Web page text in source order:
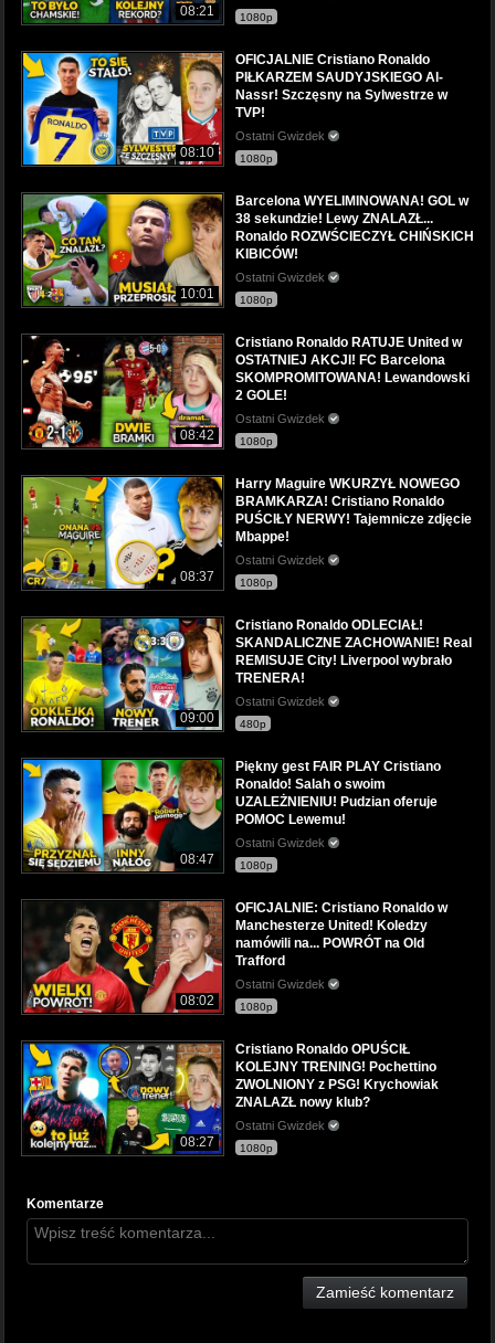
08:21 1080p
08:10
OFICJALNIE Cristiano Ronaldo
PIŁKARZEM SAUDYJSKIEGO Al-
Nassr! Szczęsny na Sylwestrze w
TVP!
Ostatni Gwizdek
1080p
10:01
Barcelona WYELIMINOWANA! GOL w
38 sekundzie! Lewy ZNALAZŁ...
Ronaldo ROZWŚCIECZYŁ CHIŃSKICH
KIBICÓW!
Ostatni Gwizdek
1080p
08:42
Cristiano Ronaldo RATUJE United w
OSTATNIEJ AKCJI! FC Barcelona
SKOMPROMITOWANA! Lewandowski
2 GOLE!
Ostatni Gwizdek
1080p
08:37
Harry Maguire WKURZYŁ NOWEGO
BRAMKARZA! Cristiano Ronaldo
PUŚCIŁY NERWY! Tajemnicze zdjęcie
Mbappe!
Ostatni Gwizdek
1080p
09:00
Cristiano Ronaldo ODLECIAŁ!
SKANDALICZNE ZACHOWANIE! Real
REMISUJE City! Liverpool wybrało
TRENERA!
Ostatni Gwizdek
480p
08:47
Piękny gest FAIR PLAY Cristiano
Ronaldo! Salah o swoim
UZALEŻNIENIU! Pudzian oferuje
POMOC Lewemu!
Ostatni Gwizdek
1080p
08:02
OFICJALNIE: Cristiano Ronaldo w
Manchesterze United! Koledzy
namówili na... POWRÓT na Old
Trafford
Ostatni Gwizdek
1080p
08:27
Cristiano Ronaldo OPUŚCIŁ
KOLEJNY TRENING! Pochettino
ZWOLNIONY z PSG! Krychowiak
ZNALAZŁ nowy klub?
Ostatni Gwizdek
1080p
Komentarze
Zamieść komentarz